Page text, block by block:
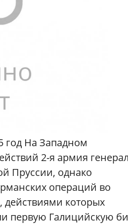
год На Западном
2-я армия
Пруссии, однако
операций во
которых
первую Галицийскую